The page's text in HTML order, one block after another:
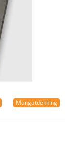
Mangatdekking